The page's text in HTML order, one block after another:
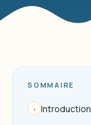
SOMMAIRE
1 Introduction